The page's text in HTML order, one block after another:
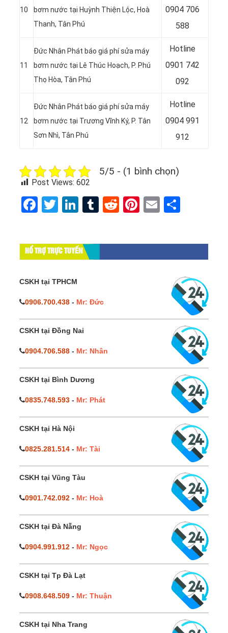
10
bơm nước tại Huỳnh Thiện Lộc, Hoà
Thanh, Tân Phú
0904 706
588
11
Đức Nhân Phát báo giá phí sửa máy
bơm nước tại Lê Thúc Hoạch, P. Phú
Thọ Hòa, Tân Phú
Hotline
0901 742
092
12
Đức Nhân Phát báo giá phí sửa máy
bơm nước tại Trương Vĩnh Ký, P. Tân
Sơn Nhì, Tân Phú
Hotline
0904 991
912
5/5 - (1 bình chọn)
Post Views: 602
Facebook
Twitter
LinkedIn
Tumblr
RedditPinterest
Email
HỔ TRỢ TRỰC TUYẾN
CSKH tại TPHCM
0906.700.438 - Mr: Đức
CSKH tại Đồng Nai
0904.706.588 - Mr: Nhân
CSKH tại Bình Dương
0835.748.593 - Mr: Phát
CSKH tại Hà Nội
0825.281.514 - Mr: Tài
CSKH tại Vũng Tàu
0901.742.092 - Mr: Hoà
CSKH tại Đà Nẵng
0904.991.912 - Mr: Ngọc
CSKH tại Tp Đà Lạt
0908.648.509 - Mr: Thuận
CSKH tại Nha Trang